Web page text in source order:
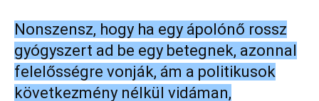
Nonszensz, hogy ha egy ápolónő rossz
gyógyszert ad be egy betegnek, azonnal
felelősségre vonják, ám a politikusok
következmény nélkül vidáman,